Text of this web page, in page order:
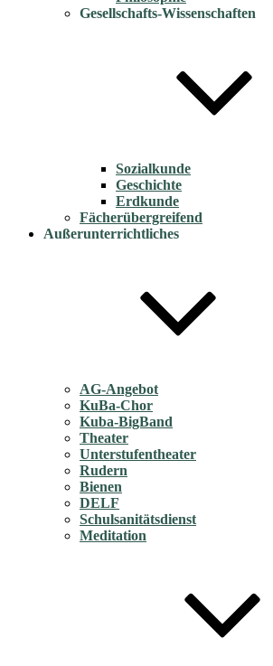
Gesellschafts-Wissenschaften
Sozialkunde
Geschichte
Erdkunde
Fächerübergreifend
Außerunterrichtliches
AG-Angebot
KuBa-Chor
Kuba-BigBand
Theater
Unterstufentheater
Rudern
Bienen
DELF
Schulsanitätsdienst
Meditation